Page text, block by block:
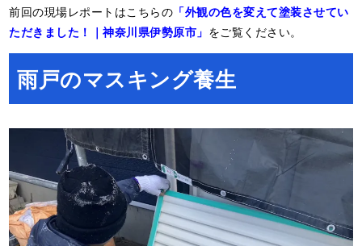
前回の現場レポートはこちらの 「外観の色を変えて塗装させてい
ただきました！｜神奈川県伊勢原市」 をご覧ください。
雨戸のマスキング養生